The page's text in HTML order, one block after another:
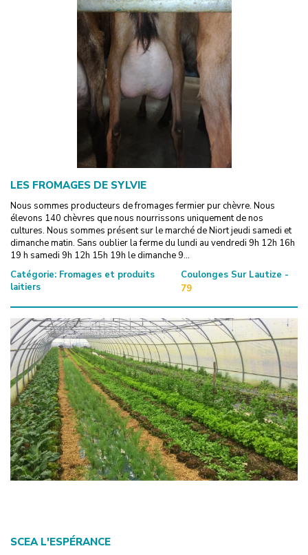
LES FROMAGES DE SYLVIE
Nous sommes producteurs de fromages fermier pur chèvre. Nous
élevons 140 chèvres que nous nourrissons uniquement de nos
cultures. Nous sommes présent sur le marché de Niort jeudi samedi et
dimanche matin. Sans oublier la ferme du lundi au vendredi 9h 12h 16h
19 h samedi 9h 12h 15h 19h le dimanche 9...
Catégorie: Fromages et produits
laitiers
Coulonges Sur Lautize -
79
SCEA L'ESPÉRANCE